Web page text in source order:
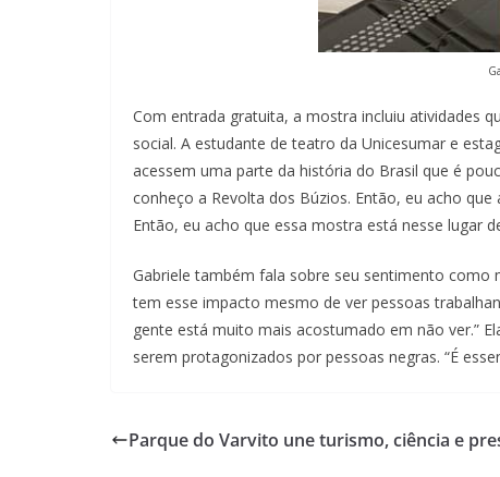
Com entrada gratuita, a mostra incluiu atividades
social. A estudante de teatro da Unicesumar e
acessem uma parte da história do Brasil que é
conheço a Revolta dos Búzios. Então, eu acho
Então, eu acho que essa mostra está nesse lugar
Gabriele também fala sobre seu sentimento como
tem esse impacto mesmo de ver pessoas
gente está muito mais acostumado em não ver.”
serem protagonizados por pessoas negras. “É
Parque do Varvito une turismo, ciência e